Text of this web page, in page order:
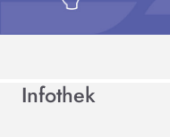
Infothek